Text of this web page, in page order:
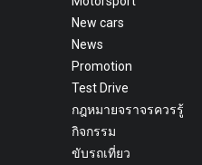
New cars
News
Promotion
Test Drive
กฎหมายจราจรควรรู้
กิจกรรม
ขับรถเที่ยว